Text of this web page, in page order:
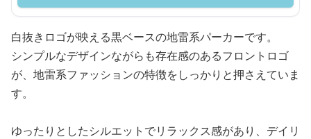
白抜きロゴが映える黒ベースの地雷系パーカーです。
シンプルなデザインながらも存在感のあるフロントロゴ
が、地雷系ファッションの特徴をしっかりと押さえていま
す。
ゆったりとしたシルエットでリラックス感があり、デイリ